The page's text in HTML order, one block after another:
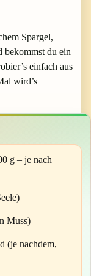
Spargel,
bekommst du ein
einfach aus
wird’s
g – je nach
Muss)
(je nachdem,